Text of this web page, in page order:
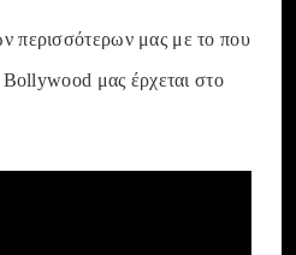
περισσότερων μας με το που
Bollywood μας έρχεται στο